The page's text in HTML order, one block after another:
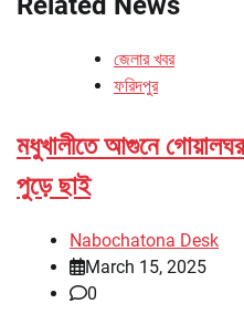
জেলার খবর
ফরিদপুর
মধুখালীতে আগুনে
পুড়ে ছাই
Nabochatona Desk
March 15, 2025
0